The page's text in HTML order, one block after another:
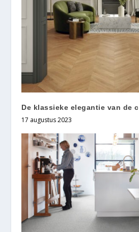
De klassieke elegantie van de
17 augustus 2023